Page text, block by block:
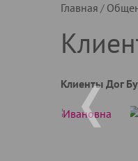
Главная
Клиенты Дог